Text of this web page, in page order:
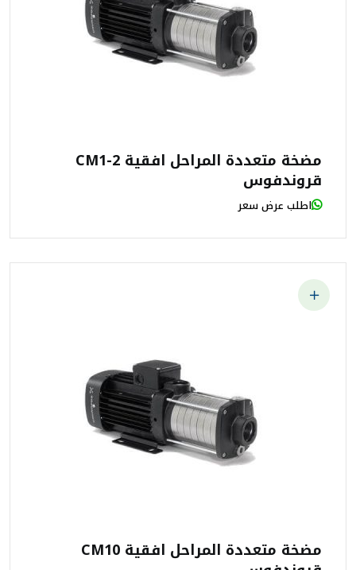
مضخة متعددة المراحل افقية CM1-2
قروندفوس
اطلب عرض سعر
مضخة متعددة المراحل افقية CM10